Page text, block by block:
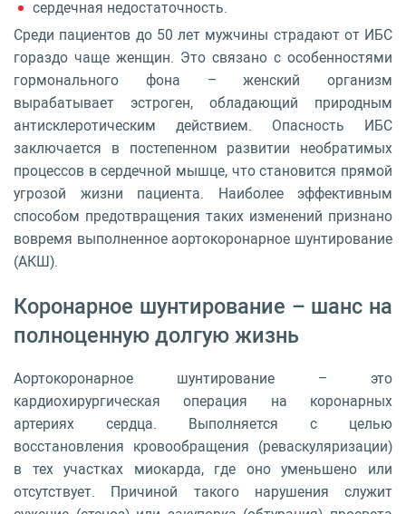
сердечная недостаточность.
Среди пациентов до 50 лет мужчины страдают от ИБС
гораздо чаще женщин. Это связано с особенностями
гормонального фона – женский организм
вырабатывает эстроген, обладающий природным
антисклеротическим действием. Опасность ИБС
заключается в постепенном развитии необратимых
процессов в сердечной мышце, что становится прямой
угрозой жизни пациента. Наиболее эффективным
способом предотвращения таких изменений признано
вовремя выполненное аортокоронарное шунтирование
(АКШ).
Коронарное шунтирование – шанс на
полноценную долгую жизнь
Аортокоронарное шунтирование – это
кардиохирургическая операция на коронарных
артериях сердца. Выполняется с целью
восстановления кровообращения (реваскуляризации)
в тех участках миокарда, где оно уменьшено или
отсутствует. Причиной такого нарушения служит